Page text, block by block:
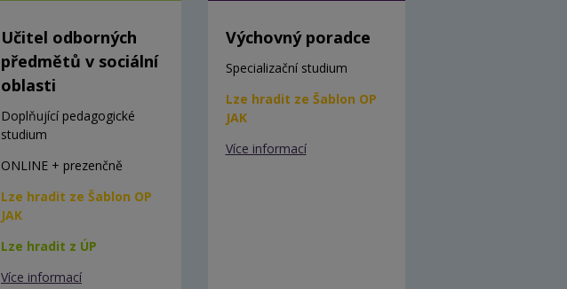
Učitel odborných
předmětů v sociální
oblasti
Doplňující pedagogické
studium
ONLINE + prezenčně
Lze hradit ze Šablon OP
JAK
Lze hradit z ÚP
Více informací
Výchovný poradce
Specializační studium
Lze hradit ze Šablon OP
JAK
Více informací